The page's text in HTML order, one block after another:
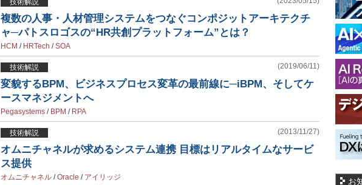
技術解説
複数の人事・人材管理システムをつなぐコンポジットアーキテクチ
ャ─パトスロゴスの“HR共創プラットフォーム”とは？
HCM / HRTech /SOA
技術解説 (2019/06/11)
変貌するBPM、ビジネスプロセス変革の最前線に─iBPM、そしてケ
ースマネジメントへ
Pegasystems / BPM / RPA
技術解説 (2013/11/27)
オムニチャネルが求めるシステム連携 目標はリアルタイムなサービ
ス提供
オムニチャネル /Oracle / アイリッジ お